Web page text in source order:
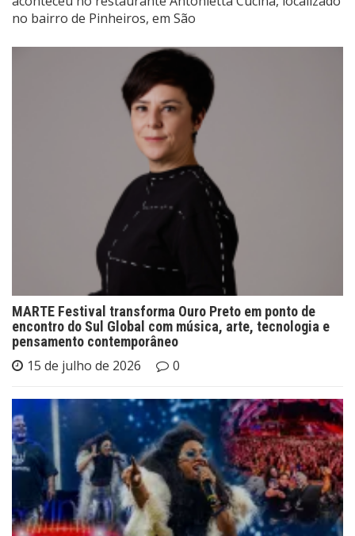
no bairro de Pinheiros, em São
MARTE Festival transforma Ouro Preto em ponto de
encontro do Sul Global com música, arte, tecnologia e
pensamento contemporâneo
15 de julho de 2026 0